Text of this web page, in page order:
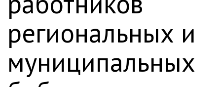
региональных и
муниципальных